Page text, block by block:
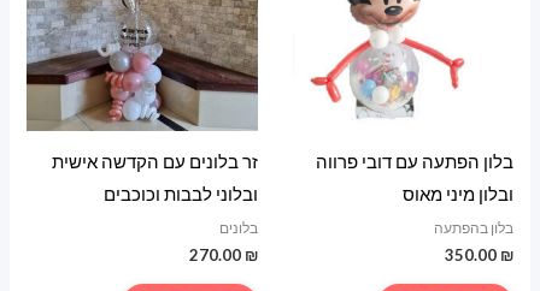
בלון הפתעה עם דובי פרווה
ובלון מיני מאוס
בלון בהפתעה
350.00 ₪
זר בלונים עם הקדשה אישית
ובלוני לבבות וכוכבים
בלונים
270.00 ₪